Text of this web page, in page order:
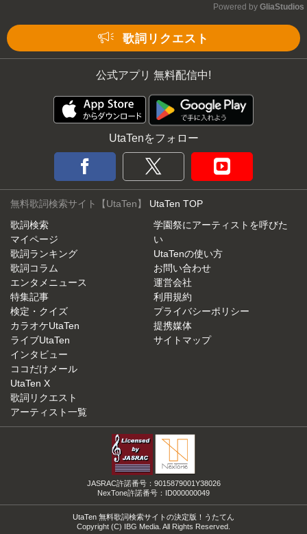
Powered by GliaStudios
歌詞リクエスト
公式アプリ 無料配信中!
UtaTenをフォロー
無料歌詞検索サイト【UtaTen】 UtaTen TOP
歌詞検索
マイページ
歌詞ランキング
歌詞コラム
エンタメニュース
特集記事
検定・クイズ
カラオケUtaTen
ライブUtaTen
インタビュー
ココだけメール
UtaTen X
歌詞リクエスト
アーティスト一覧
学園祭にアーティストを呼びた
い
UtaTenの使い方
お問い合わせ
運営会社
利用規約
プライバシーポリシー
提携媒体
サイトマップ
JASRAC許諾番号：9015879001Y38026
NexTone許諾番号：ID000000049
UtaTen 無料歌詞検索サイトの決定版！うたてん
Copyright (C) IBG Media. All Rights Reserved.